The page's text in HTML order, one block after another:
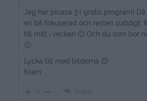
Jag har picasa 3 ( gratis program)
en bit fokuserad och resten suddigt.
till mitt i veckan 🙂 Och du som bor
🙂
Lycka till med bilderna 🙂
Kram
0 Svara